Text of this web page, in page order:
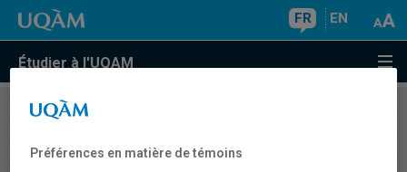
FR EN
Étudier à l'UQAM
COURS//
d'éducation et de formation des adultes
Préférences en matière de témoins